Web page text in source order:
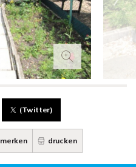
(Twitter)
merken drucken